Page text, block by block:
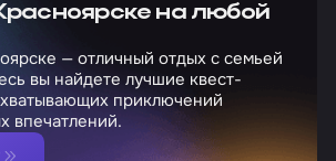
на любой
— отличный отдых с семьей
вы найдете лучшие квест-
приключений
впечатлений.